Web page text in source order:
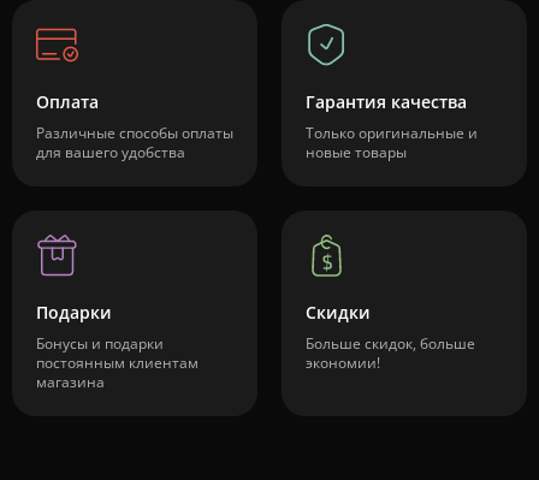
Оплата
Различные способы оплаты
для вашего удобства
Гарантия качества
Только оригинальные и
новые товары
Подарки
Бонусы и подарки
постоянным клиентам
магазина
Скидки
Больше скидок, больше
экономии!